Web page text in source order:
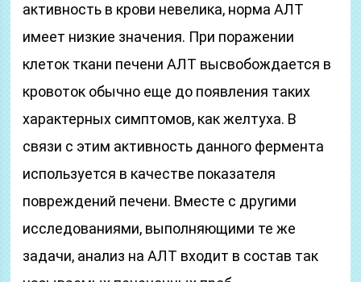
активность в крови невелика, норма АЛТ
имеет низкие значения. При поражении
клеток ткани печени АЛТ высвобождается в
кровоток обычно еще до появления таких
характерных симптомов, как желтуха. В
связи с этим активность данного фермента
используется в качестве показателя
повреждений печени. Вместе с другими
исследованиями, выполняющими те же
задачи, анализ на АЛТ входит в состав так